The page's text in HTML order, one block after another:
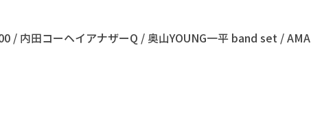
/ 内田コーヘイアナザーQ / 奥山YOUNG一平 band set / AMA